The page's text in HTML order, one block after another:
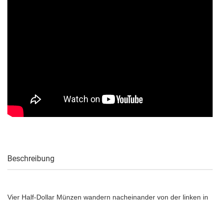
Beschreibung
Vier Half-Dollar Münzen wandern nacheinander von der linken in